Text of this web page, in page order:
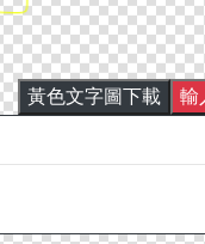
黃色文字圖下載 輸